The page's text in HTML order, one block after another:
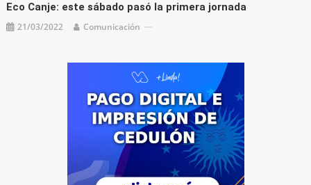
Eco Canje: este sábado pasó la primera jornada
21/03/2022 Comunicación